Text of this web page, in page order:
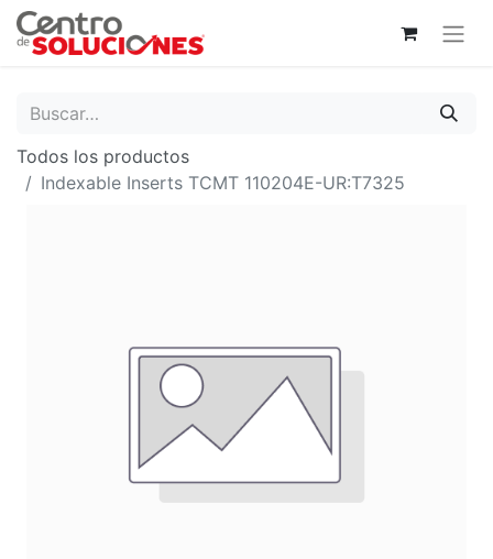
Todos los productos
Indexable Inserts TCMT 110204E-UR:T7325